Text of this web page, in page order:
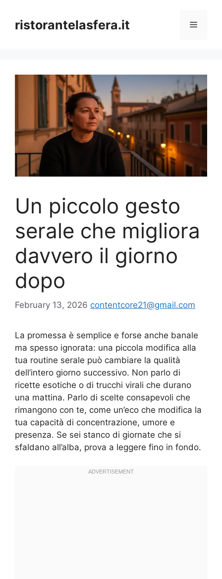
contentristorantelasfera.it Menu
Un piccolo gesto
serale che migliora
davvero il giorno
dopo
February 13, 2026 contentcore21@gmail.com
La promessa è semplice e forse anche banale
ma spesso ignorata: una piccola modifica alla
tua routine serale può cambiare la qualità
dell’intero giorno successivo. Non parlo di
ricette esotiche o di trucchi virali che durano
una mattina. Parlo di scelte consapevoli che
rimangono con te, come un’eco che modifica la
tua capacità di concentrazione, umore e
presenza. Se sei stanco di giornate che si
sfaldano all’alba, prova a leggere fino in fondo.